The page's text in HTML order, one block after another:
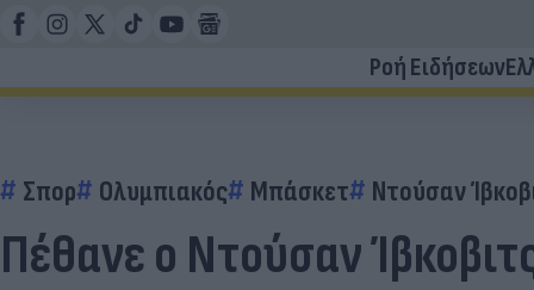
Ροή Ειδήσεων
Σπορ Ολυμπιακός Μπάσκετ Ντούσαν
Πέθανε ο Ντούσαν